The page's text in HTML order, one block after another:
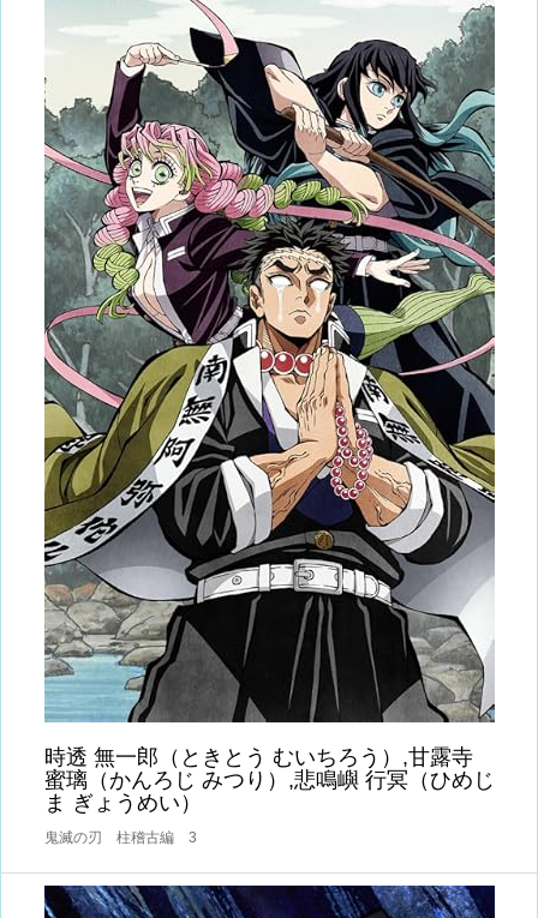
時透 無一郎（ときとう むいちろう）,甘露寺
蜜璃（かんろじ みつり）,悲鳴嶼 行冥（ひめじ
ま ぎょうめい）
鬼滅の刃 柱稽古編 3